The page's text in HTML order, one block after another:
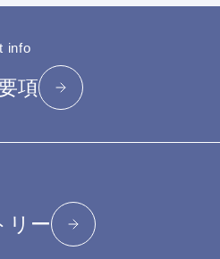
info
項
リー